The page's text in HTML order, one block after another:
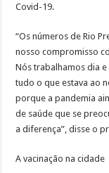
Covid-19.
“Os números de Rio
nosso compromisso
Nós trabalhamos dia
tudo o que estava ao
porque a pandemia
de saúde que se
a diferença”, disse o
A vacinação na cidade